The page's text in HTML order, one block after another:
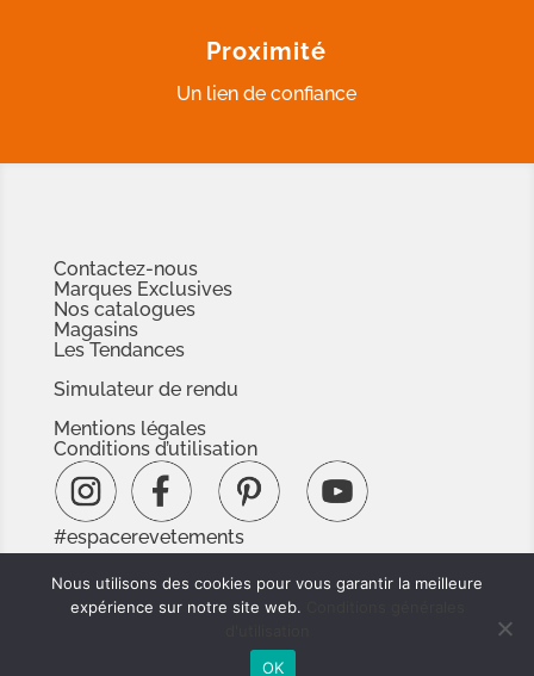
Proximité
Un lien de confiance
Contactez-nous
Marques Exclusives
Nos catalogues
Magasins
Les Tendances
Simulateur de rendu
Mentions légales
Conditions d’utilisation
#espacerevetements
www.espacedoc.fr
www.signnaturedexception.com
Nous utilisons des cookies pour vous garantir la meilleure
expérience sur notre site web.
OK